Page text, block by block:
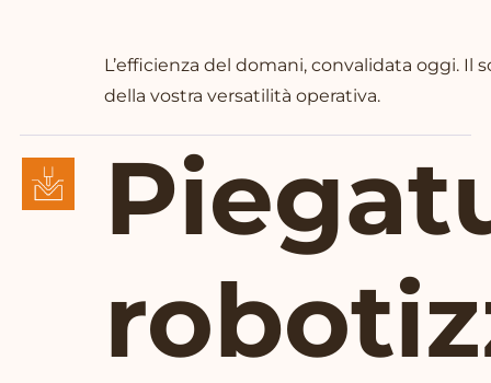
L’efficienza del domani, convalidata oggi. Il
della vostra versatilità operativa.